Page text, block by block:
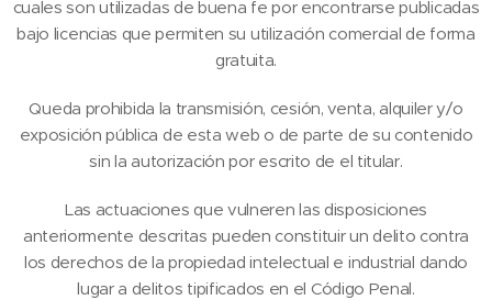
cuales son utilizadas de buena fe por encontrarse publicadas
bajo licencias que permiten su utilización comercial de forma
gratuita.
Queda prohibida la transmisión, cesión, venta, alquiler y/o
exposición pública de esta web o de parte de su contenido
sin la autorización por escrito de el titular.
Las actuaciones que vulneren las disposiciones
anteriormente descritas pueden constituir un delito contra
los derechos de la propiedad intelectual e industrial dando
lugar a delitos tipificados en el Código Penal.